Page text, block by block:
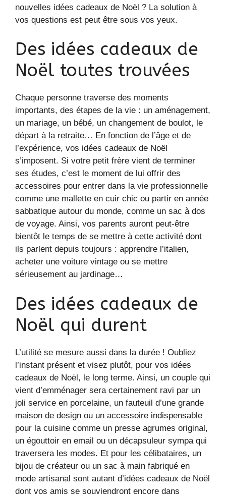
nouvelles idées cadeaux de Noël ? La solution à
vos questions est peut être sous vos yeux.
Des idées cadeaux de
Noël toutes trouvées
Chaque personne traverse des moments
importants, des étapes de la vie : un aménagement,
un mariage, un bébé, un changement de boulot, le
départ à la retraite… En fonction de l’âge et de
l’expérience, vos idées cadeaux de Noël
s’imposent. Si votre petit frère vient de terminer
ses études, c’est le moment de lui offrir des
accessoires pour entrer dans la vie professionnelle
comme une mallette en cuir chic ou partir en année
sabbatique autour du monde, comme un sac à dos
de voyage. Ainsi, vos parents auront peut-être
bientôt le temps de se mettre à cette activité dont
ils parlent depuis toujours : apprendre l’italien,
acheter une voiture vintage ou se mettre
sérieusement au jardinage…
Des idées cadeaux de
Noël qui durent
L’utilité se mesure aussi dans la durée ! Oubliez
l’instant présent et visez plutôt, pour vos idées
cadeaux de Noël, le long terme. Ainsi, un couple qui
vient d’emménager sera certainement ravi par un
joli service en porcelaine, un fauteuil d’une grande
maison de design ou un accessoire indispensable
pour la cuisine comme un presse agrumes original,
un égouttoir en email ou un décapsuleur sympa qui
traversera les modes. Et pour les célibataires, un
bijou de créateur ou un sac à main fabriqué en
mode artisanal sont autant d’idées cadeaux de Noël
dont vos amis se souviendront encore dans